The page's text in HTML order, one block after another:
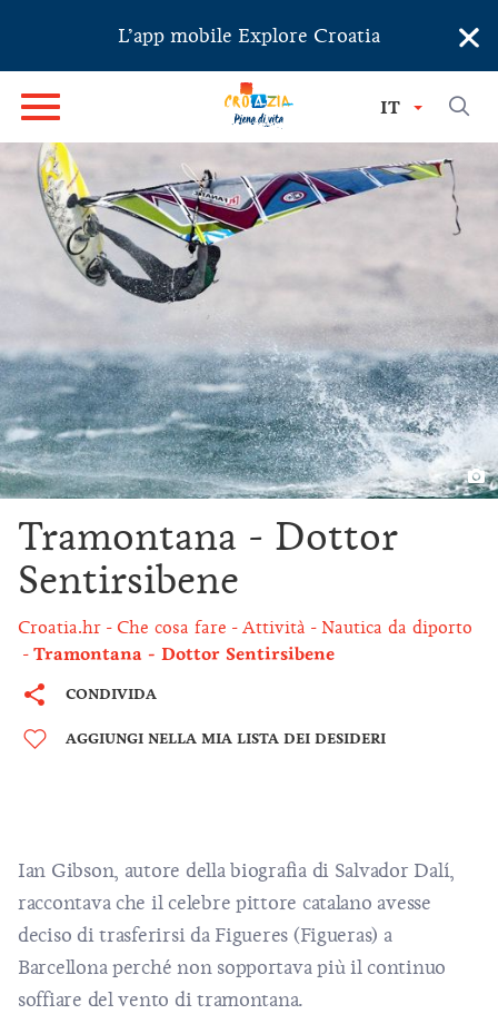
L’app mobile Explore Croatia ×
IT
Tramontana - Dottor
Sentirsibene
Croatia.hr Che cosa fare Attività Nautica da diporto
Tramontana - Dottor Sentirsibene
CONDIVIDA
AGGIUNGI NELLA MIA LISTA DEI DESIDERI
Ian Gibson, autore della biografia di Salvador Dalí,
raccontava che il celebre pittore catalano avesse
deciso di trasferirsi da Figueres (Figueras) a
Barcellona perché non sopportava più il continuo
soffiare del vento di tramontana.